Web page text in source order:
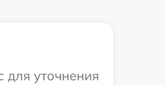
для уточнения